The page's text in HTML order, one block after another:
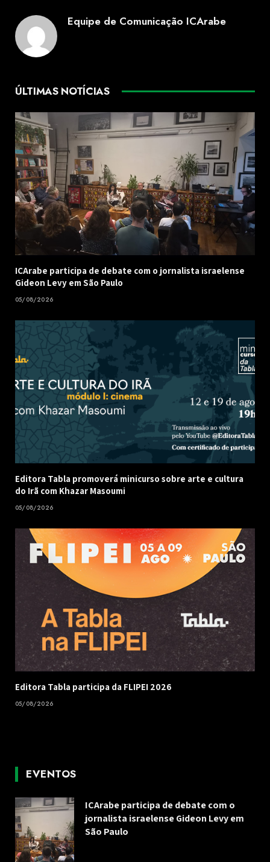
Equipe de Comunicação ICArabe
ÚLTIMAS NOTÍCIAS
ICArabe participa de debate com o jornalista israelense
Gideon Levy em São Paulo
05/08/2026
Editora Tabla promoverá minicurso sobre arte e cultura
do Irã com Khazar Masoumi
05/08/2026
Editora Tabla participa da FLIPEI 2026
05/08/2026
EVENTOS
ICArabe participa de debate com o
jornalista israelense Gideon Levy em
São Paulo